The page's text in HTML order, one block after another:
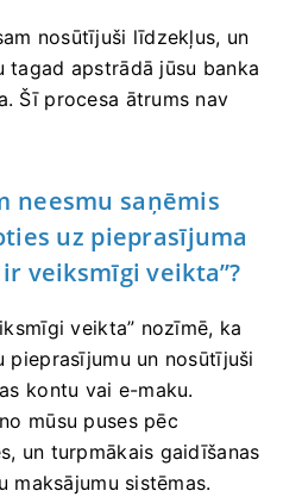
nosūtījuši līdzekļus, un
tagad apstrādā jūsu banka
Šī procesa ātrums nav
neesmu saņēmis
uz pieprasījuma
veiksmīgi veikta”?
veikta” nozīmē, ka
pieprasījumu un nosūtījuši
kontu vai e-maku.
mūsu puses pēc
un turpmākais gaidīšanas
maksājumu sistēmas.